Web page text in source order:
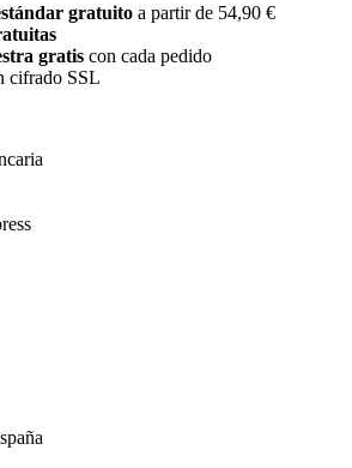
gratuito a partir de 54,90 €
gratis con cada pedido
cifrado SSL